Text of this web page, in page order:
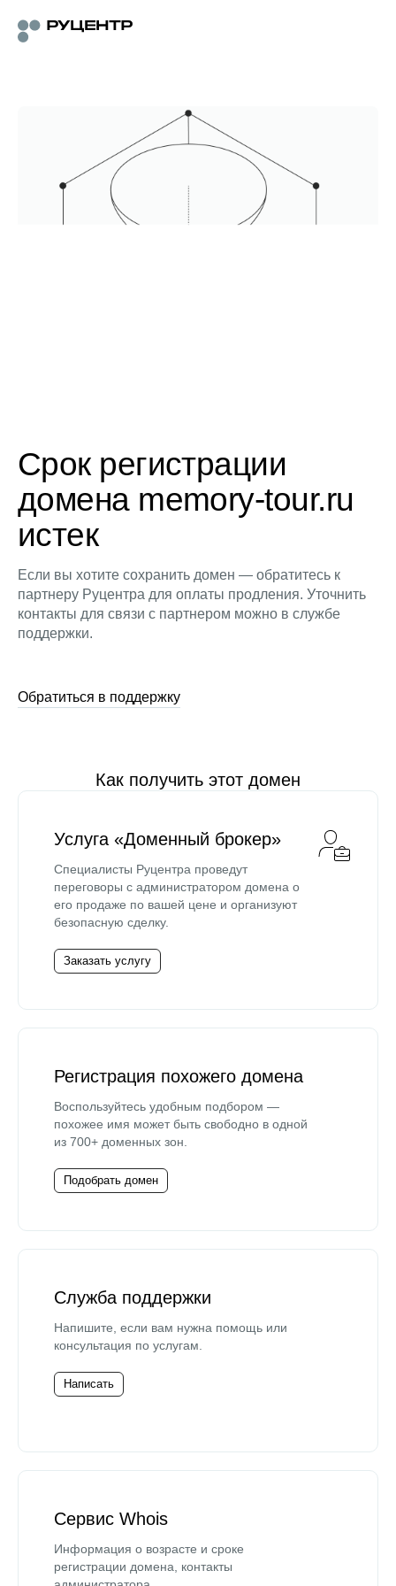
Срок регистрации
домена memory-tour.ru
истек
Если вы хотите сохранить домен — обратитесь к
партнеру Руцентра для оплаты продления. Уточнить
контакты для связи с партнером можно в службе
поддержки.
Обратиться в поддержку
Как получить этот домен
Услуга «Доменный брокер»
Специалисты Руцентра проведут
переговоры с администратором домена о
его продаже по вашей цене и организуют
безопасную сделку.
Заказать услугу
Регистрация похожего домена
Воспользуйтесь удобным подбором —
похожее имя может быть свободно в одной
из 700+ доменных зон.
Подобрать домен
Служба поддержки
Напишите, если вам нужна помощь или
консультация по услугам.
Написать
Сервис Whois
Информация о возрасте и сроке
регистрации домена, контакты